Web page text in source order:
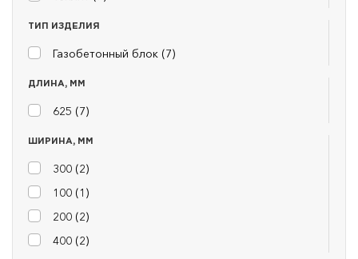
ТИП ИЗДЕЛИЯ
Газобетонный блок (7)
ДЛИНА, ММ
625 (7)
ШИРИНА, ММ
300 (2)
100 (1 )
200 (2)
400 (2)